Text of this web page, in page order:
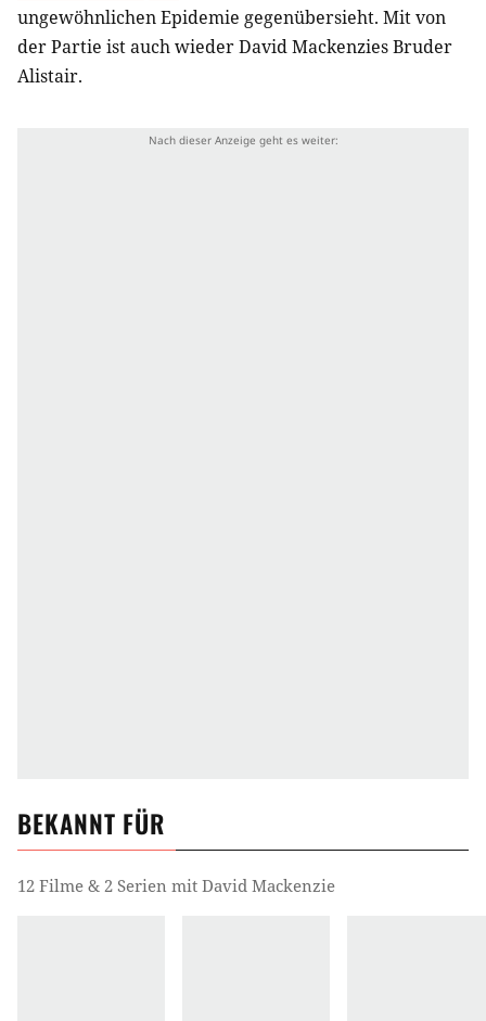
ungewöhnlichen Epidemie gegenübersieht. Mit von
der Partie ist auch wieder David Mackenzies Bruder
Alistair.
BEKANNT FÜR
12 Filme & 2 Serien mit David Mackenzie